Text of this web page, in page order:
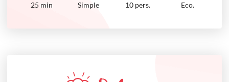
25 min Simple 10 pers. Eco.